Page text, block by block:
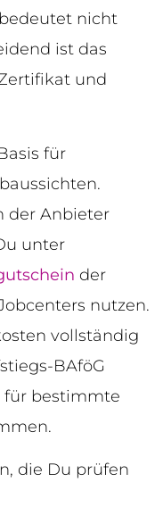
nicht
ist das
und
für
der Anbieter
unter
der
nutzen.
vollständig
BAföG
für bestimmte
die Du prüfen